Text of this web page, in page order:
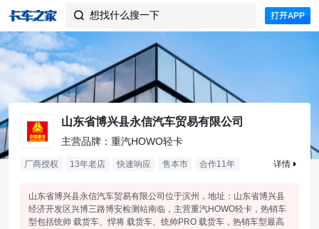
 想找什么搜一下
山东省博兴县永信汽车贸易有限公司
主营品牌：重汽HOWO轻卡
厂商授权 13年老店 快速响应 售本市 合作11年 详情
山东省博兴县永信汽车贸易有限公司位于滨州，地址：山东省博兴县
经济开发区兴博三路博安检测站南临，主营重汽HOWO轻卡，热销车
型包括统帅 载货车、悍将 载货车、统帅PRO 载货车，热销车型最高